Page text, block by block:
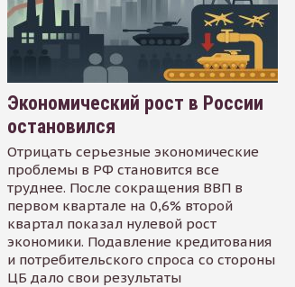
Экономический рост в России
остановился
Отрицать серьезные экономические
проблемы в РФ становится все
труднее. После сокращения ВВП в
первом квартале на 0,6% второй
квартал показал нулевой рост
экономики. Подавление кредитования
и потребительского спроса со стороны
ЦБ дало свои результаты